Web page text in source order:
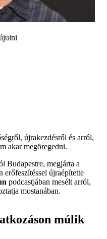
újrakezdésről és arról,
akar megöregedni.
Budapestre, megjárta a
erőfeszítéssel újraépítette
podcastjában mesélt arról,
mostanában.
múlik